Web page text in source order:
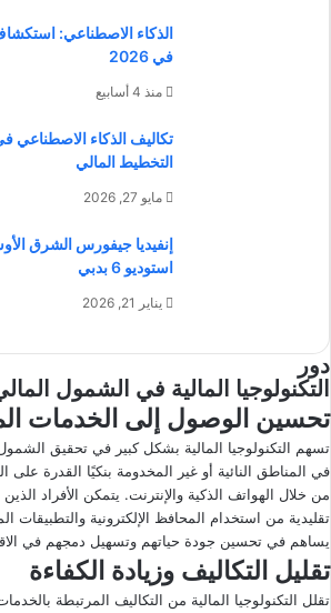
الذكاء الاصطناعي:
في 2026
منذ 4 أسابيع
التخطيط المالي
مايو 27, 2026
إنفيديا جيفورس الشرق
استوديو 6 بدبي
يناير 21, 2026
دور
التكنولوجيا المالية في الشمول
تحسين الوصول إلى الخدمات
تسهم التكنولوجيا المالية بشكل كبير في تحقيق
في المناطق النائية أو غير المخدومة بنكيًا القدرة على
من خلال الهواتف الذكية والإنترنت. يتمكن الأفراد
تقليدية من استخدام المحافظ الإلكترونية والتطبيقات
يساهم في تحسين جودة حياتهم وتسهيل دمجهم في
تقليل التكاليف وزيادة الكفاءة
تقلل التكنولوجيا المالية من التكاليف المرتبطة